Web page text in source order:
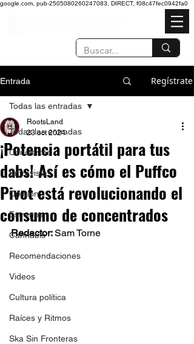
google.com, pub-2505080260247083, DIRECT, f08c47fec0942fa0
Entrada Regístrate
Todas las entradas
Conciertos
Entrevistas
Opinión
Estrenos
Cannabis
Recomendaciones
Videos
Cultura política
Raíces y Ritmos
Ska Sin Fronteras
Todas las entradas
¡Potencia portátil para tus
dabs! Así es cómo el Puffco
Pivot está revolucionando el
consumo de concentrados
RootsLand
23 oct 2024
Redactor: Sam Torne